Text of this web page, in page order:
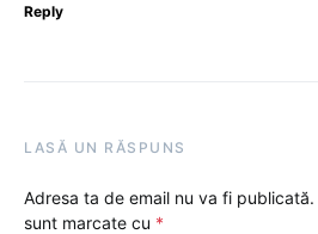
Reply
LASĂ UN RĂSPUNS
Adresa ta de email nu va fi publicată.
sunt marcate cu *